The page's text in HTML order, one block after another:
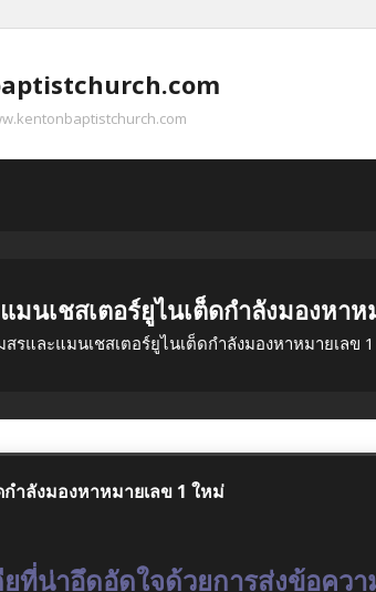
นเชสเตอร์ยูไนเต็ดกำลังมองหา
รและแมนเชสเตอร์ยูไนเต็ดกำลังมองหาหมายเลข
ำลังมองหาหมายเลข 1 ใหม่
น่าอึดอัดใจด้วยการส่งข้อควา